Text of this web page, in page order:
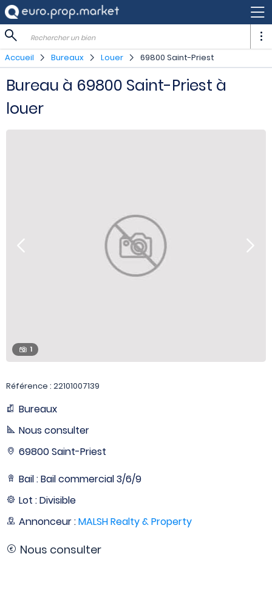
Rechercher un bien
Accueil Bureaux Louer 69800 Saint-Priest
Bureau à 69800 Saint-Priest à
louer
1
Référence : 22101007139
Bureaux
Nous consulter
69800 Saint-Priest
Bail : Bail commercial 3/6/9
Lot : Divisible
Annonceur :MALSH Realty & Property
Nous consulter